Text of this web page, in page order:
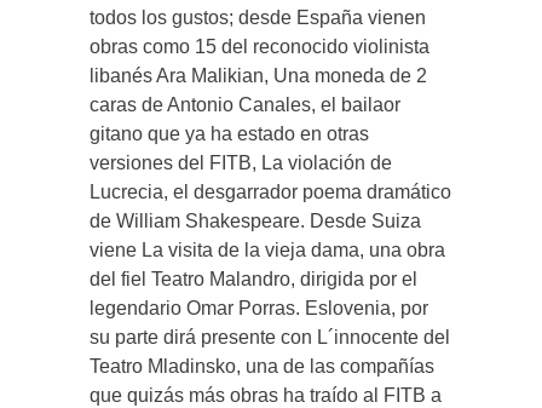
todos los gustos; desde España vienen
obras como 15 del reconocido violinista
libanés Ara Malikian, Una moneda de 2
caras de Antonio Canales, el bailaor
gitano que ya ha estado en otras
versiones del FITB, La violación de
Lucrecia, el desgarrador poema dramático
de William Shakespeare. Desde Suiza
viene La visita de la vieja dama, una obra
del fiel Teatro Malandro, dirigida por el
legendario Omar Porras. Eslovenia, por
su parte dirá presente con L´innocente del
Teatro Mladinsko, una de las compañías
que quizás más obras ha traído al FITB a